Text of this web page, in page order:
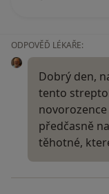
ODPOVĚĎ LÉKAŘE:
Dobrý den,
tento
předčasně
těhotné,